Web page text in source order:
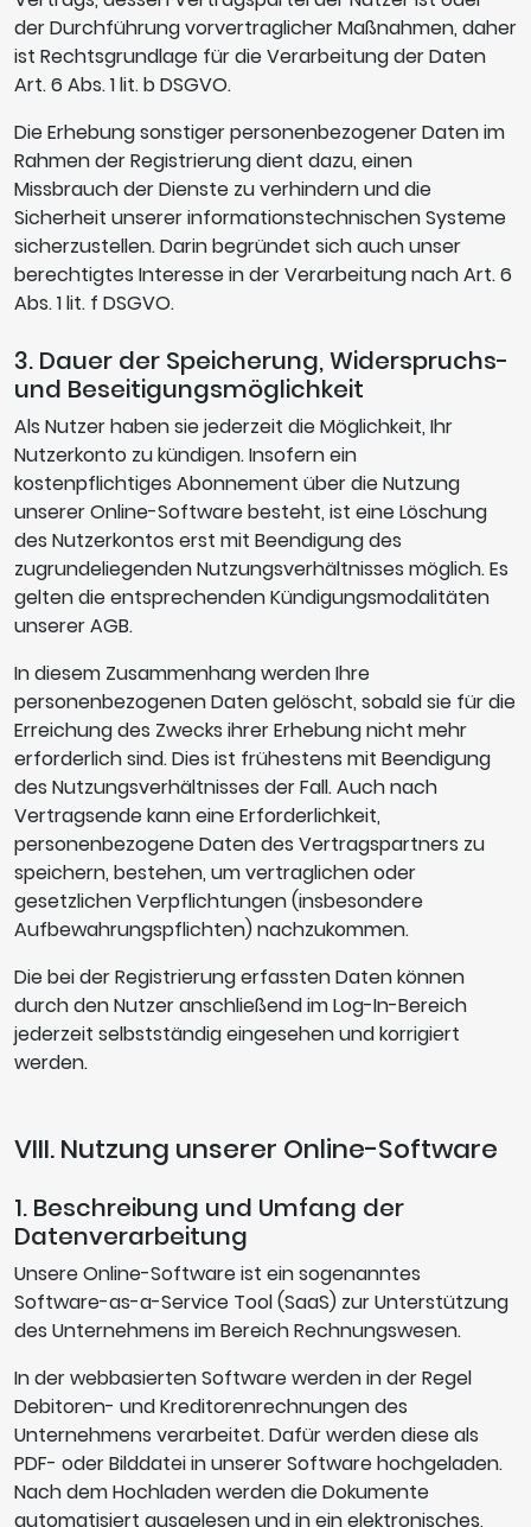
der Durchführung vorvertraglicher Maßnahmen, daher
ist Rechtsgrundlage für die Verarbeitung der Daten
Art. 6 Abs. 1 lit. b DSGVO.
Die Erhebung sonstiger personenbezogener Daten im
Rahmen der Registrierung dient dazu, einen
Missbrauch der Dienste zu verhindern und die
Sicherheit unserer informationstechnischen Systeme
sicherzustellen. Darin begründet sich auch unser
berechtigtes Interesse in der Verarbeitung nach Art. 6
Abs. 1 lit. f DSGVO.
3. Dauer der Speicherung, Widerspruchs-
und Beseitigungsmöglichkeit
Als Nutzer haben sie jederzeit die Möglichkeit, Ihr
Nutzerkonto zu kündigen. Insofern ein
kostenpflichtiges Abonnement über die Nutzung
unserer Online-Software besteht, ist eine Löschung
des Nutzerkontos erst mit Beendigung des
zugrundeliegenden Nutzungsverhältnisses möglich. Es
gelten die entsprechenden Kündigungsmodalitäten
unserer AGB.
In diesem Zusammenhang werden Ihre
personenbezogenen Daten gelöscht, sobald sie für die
Erreichung des Zwecks ihrer Erhebung nicht mehr
erforderlich sind. Dies ist frühestens mit Beendigung
des Nutzungsverhältnisses der Fall. Auch nach
Vertragsende kann eine Erforderlichkeit,
personenbezogene Daten des Vertragspartners zu
speichern, bestehen, um vertraglichen oder
gesetzlichen Verpflichtungen (insbesondere
Aufbewahrungspflichten) nachzukommen.
Die bei der Registrierung erfassten Daten können
durch den Nutzer anschließend im Log-In-Bereich
jederzeit selbstständig eingesehen und korrigiert
werden.
VIII. Nutzung unserer Online-Software
1. Beschreibung und Umfang der
Datenverarbeitung
Unsere Online-Software ist ein sogenanntes
Software-as-a-Service Tool (SaaS) zur Unterstützung
des Unternehmens im Bereich Rechnungswesen.
In der webbasierten Software werden in der Regel
Debitoren- und Kreditorenrechnungen des
Unternehmens verarbeitet. Dafür werden diese als
PDF- oder Bilddatei in unserer Software hochgeladen.
Nach dem Hochladen werden die Dokumente
automatisiert ausgelesen und in ein elektronisches,